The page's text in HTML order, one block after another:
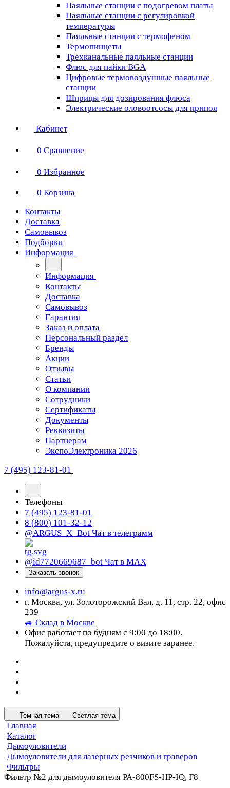
Паяльные станции с подогревом платы
Паяльные станции с регулировкой
температуры
Паяльные станции с термофеном
Термопинцеты
Трехканальные паяльные станции
Флюс для пайки BGA
Цифровые термовоздушные паяльные
станции
Шприцы для дозирования флюса
Электрические оловоотсосы для припоя
Кабинет
0 Сравнение
0 Избранное
0 Корзина
Контакты
Доставка
Самовывоз
Подборки
Информация
Информация
Контакты
Доставка
Самовывоз
Гарантия
Заказ и оплата
Персональный раздел
Бренды
Акции
Отзывы
Статьи
О компании
Сотрудники
Сертификаты
Документы
Реквизиты
Партнерам
ЭкспоЭлектроника 2026
7 (495) 123-81-01
Телефоны
7 (495) 123-81-01
8 (800) 101-32-12
@ARGUS_X_Bot Чат в телеграмм
@id7720669687_bot Чат в МАХ
Заказать звонок
info@argus-x.ru
г. Москва, ул. Золоторожский Вал, д. 11, стр. 22, офис
239
🚙 Склад в Москве
Офис работает по будням с 9:00 до 18:00.
Пожалуйста, предупредите о визите заранее.
Темная тема Светлая тема
Главная
Каталог
Дымоуловители
Дымоуловители для лазерных резчиков и граверов
Фильтры
Фильтр №2 для дымоуловителя PA-800FS-HP-IQ, F8